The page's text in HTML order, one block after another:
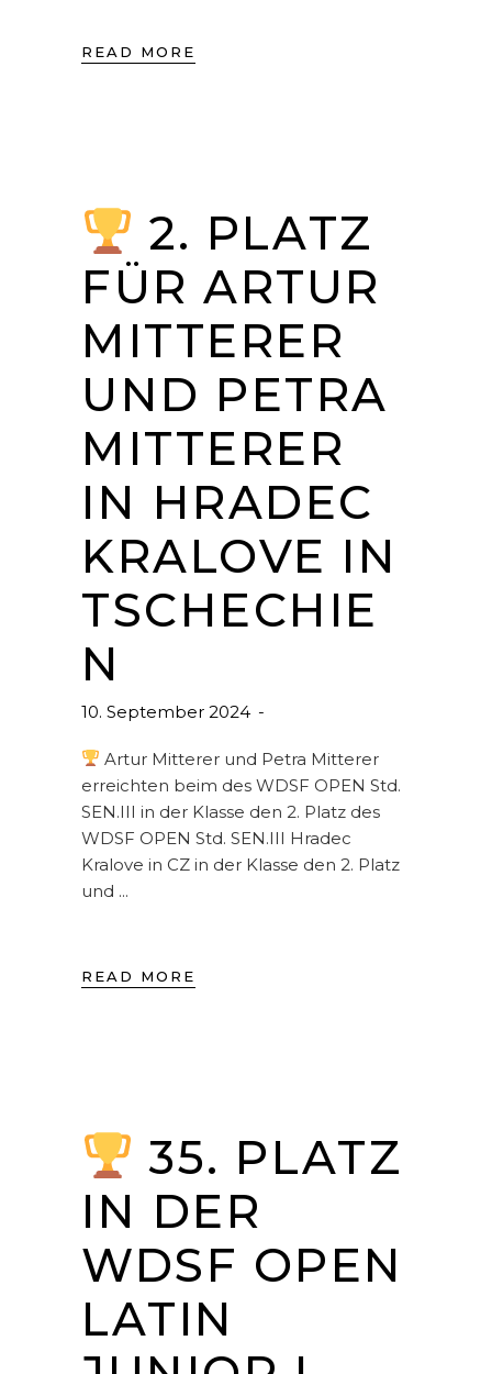
READ MORE
2. PLATZ
FÜR ARTUR
MITTERER
UND PETRA
MITTERER
IN HRADEC
KRALOVE IN
TSCHECHIE
N
10. September 2024
Artur Mitterer und Petra Mitterer
erreichten beim des WDSF OPEN Std.
SEN.III in der Klasse den 2. Platz des
WDSF OPEN Std. SEN.III Hradec
Kralove in CZ in der Klasse den 2. Platz
und
READ MORE
35. PLATZ
IN DER
WDSF OPEN
LATIN